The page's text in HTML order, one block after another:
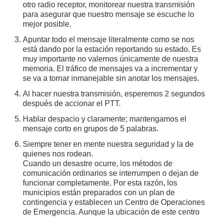
otro radio receptor, monitorear nuestra transmisión
para asegurar que nuestro mensaje se escuche lo
mejor posible.
Apuntar todo el mensaje literalmente como se nos
está dando por la estación reportando su estado. Es
muy importante no valernos únicamente de nuestra
memoria. El tráfico de mensajes va a incrementar y
se va a tornar inmanejable sin anotar los mensajes.
Al hacer nuestra transmisión, esperemos 2 segundos
después de accionar el PTT.
Hablar despacio y claramente; mantengamos el
mensaje corto en grupos de 5 palabras.
Siempre tener en mente nuestra seguridad y la de
quienes nos rodean.
Cuando un desastre ocurre, los métodos de
comunicación ordinarios se interrumpen o dejan de
funcionar completamente. Por esta razón, los
municipios están preparados con un plan de
contingencia y establecen un Centro de Operaciones
de Emergencia. Aunque la ubicación de este centro